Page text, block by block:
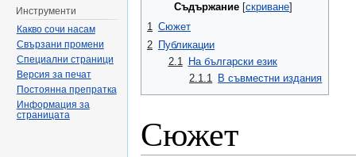
Съдържание скриване
1 Сюжет
2 Публикации
2.1
На български език
2.1.1
В съвместни издания
Сюжет
Инструменти
Какво сочи насам
Свързани промени
Специални страници
Версия за печат
Постоянна препратка
Информация за
страницата